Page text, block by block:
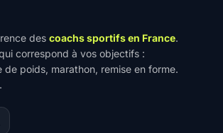
des coachs sportifs en France.
correspond à vos objectifs :
de poids, marathon, remise en forme.